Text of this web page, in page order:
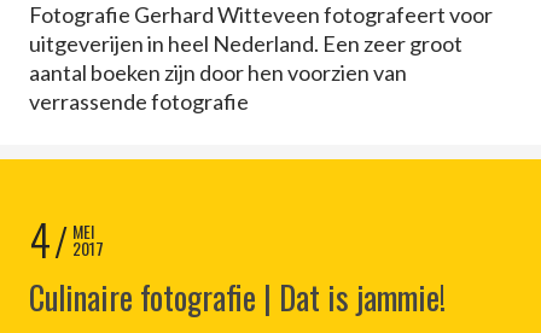
Fotografie Gerhard Witteveen fotografeert voor
uitgeverijen in heel Nederland. Een zeer groot
aantal boeken zijn door hen voorzien van
verrassende fotografie
4 MEI
2017
Culinaire fotografie | Dat is jammie!